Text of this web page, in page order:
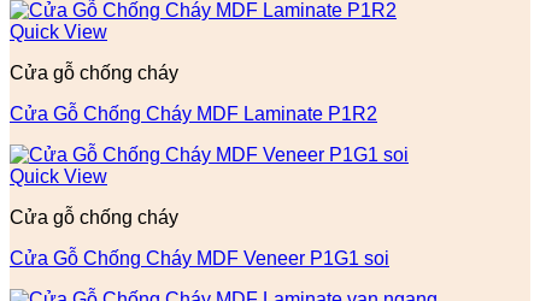
Quick View
Cửa gỗ chống cháy
Cửa Gỗ Chống Cháy MDF Laminate P1R2
Quick View
Cửa gỗ chống cháy
Cửa Gỗ Chống Cháy MDF Veneer P1G1 soi